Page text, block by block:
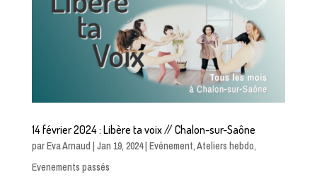
14 février 2024 : Libère ta voix // Chalon-sur-Saône
parEva Arnaud | Jan 19, 2024| Evénement,Ateliers hebdo,
Evenements passés